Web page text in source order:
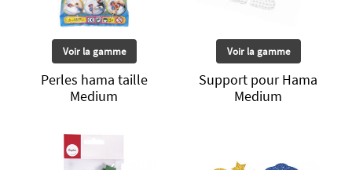
Voir la gamme
Perles hama taille
Medium
Voir la gamme
Support pour Hama
Medium